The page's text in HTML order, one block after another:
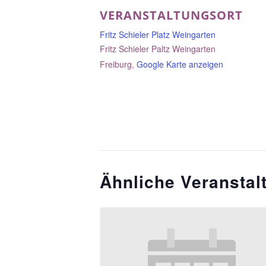
VERANSTALTUNGSORT
Fritz Schieler Platz Weingarten
Fritz Schieler Paltz Weingarten
Freiburg, Google Karte anzeigen
Ähnliche